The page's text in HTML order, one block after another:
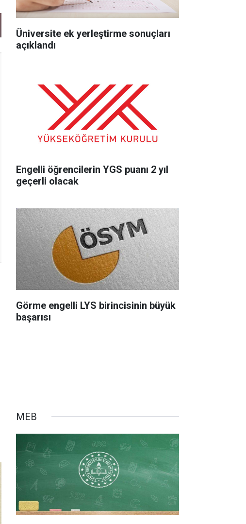
Üniversite ek yerleştirme sonuçları
açıklandı
Engelli öğrencilerin YGS puanı 2 yıl
geçerli olacak
Görme engelli LYS birincisinin büyük
başarısı
MEB